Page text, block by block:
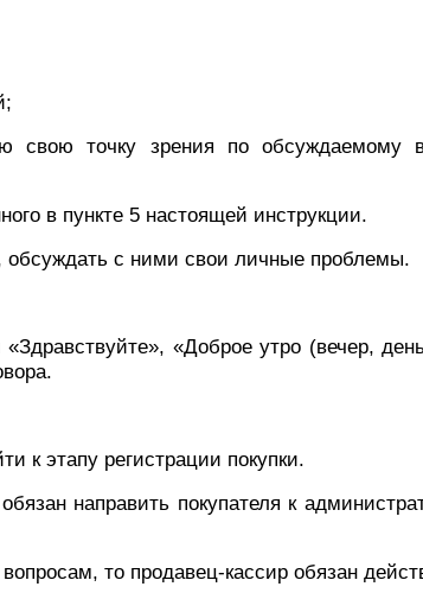
свою точку зрения по обсуждаемому
в пункте 5 настоящей инструкции.
обсуждать с ними свои личные проблемы.
«Доброе утро (вечер,
к этапу регистрации покупки.
направить покупателя к
то продавец-кассир обязан